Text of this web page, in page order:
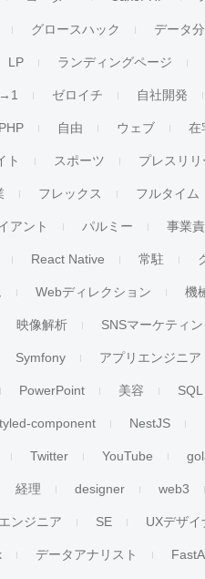
グロースハック データ
LP ランディングページ
ゼロイチ 自社開発
自由 ウェブ 在
ト スポーツ プレスリリ
フレックス フルタイム
アント パルミー 事業
React Native 常駐
Webディレクション 機
映像解析 SNSマーケティ
Symfony アプリエンジニア
PowerPoint 美容 SQL
component NestJS
Twitter YouTube
経理 designer web3
ンジニア SE UXデザイ
データアナリスト